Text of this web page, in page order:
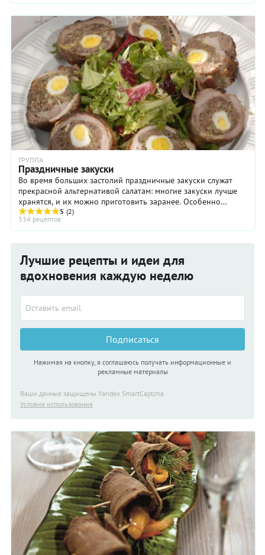
ГРУППА
Праздничные закуски
Во время больших застолий праздничные закуски служат
прекрасной альтернативой салатам: многие закуски лучше
хранятся, и их можно приготовить заранее. Особенно
эффектно выглядят порционные праздничные ...
5 (2)
334 рецептов
Лучшие рецепты и идеи для
вдохновения каждую неделю
Подписаться
Нажимая на кнопку, я соглашаюсь получать информационные и
рекламные материалы
Ваши данные защищены Yandex SmartCaptcha
Условия использования